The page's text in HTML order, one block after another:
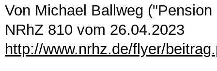
Von Michael Ballweg
NRhZ 810 vom 26.04.2023
http://www.nrhz.de/flyer/